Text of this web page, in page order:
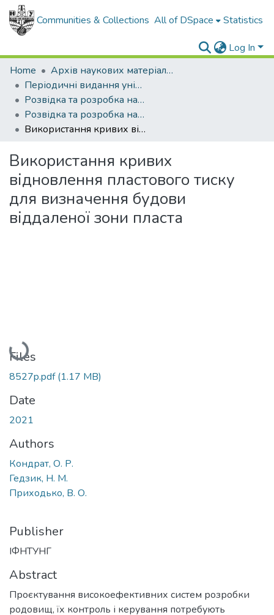
Communities & Collections All of DSpace Statistics
Log In
Home
Архів наукових матеріалів
Періодичні видання університету
Розвідка та розробка нафтових і газових родовищ
Розвідка та розробка нафтових і газових родовищ - 2021 - №2
Використання кривих відновлення пластового тиску для визначення будови віддаленої зони пласта
Використання кривих
відновлення пластового тиску
для визначення будови
віддаленої зони пласта
Loading...
Files
8527p.pdf(1.17 MB)
Date
2021
Authors
Кондрат, О. Р.
Гедзик, Н. М.
Приходько, В. О.
Publisher
ІФНТУНГ
Abstract
Проєктування високоефективних систем розробки
родовищ, їх контроль і керування потребують